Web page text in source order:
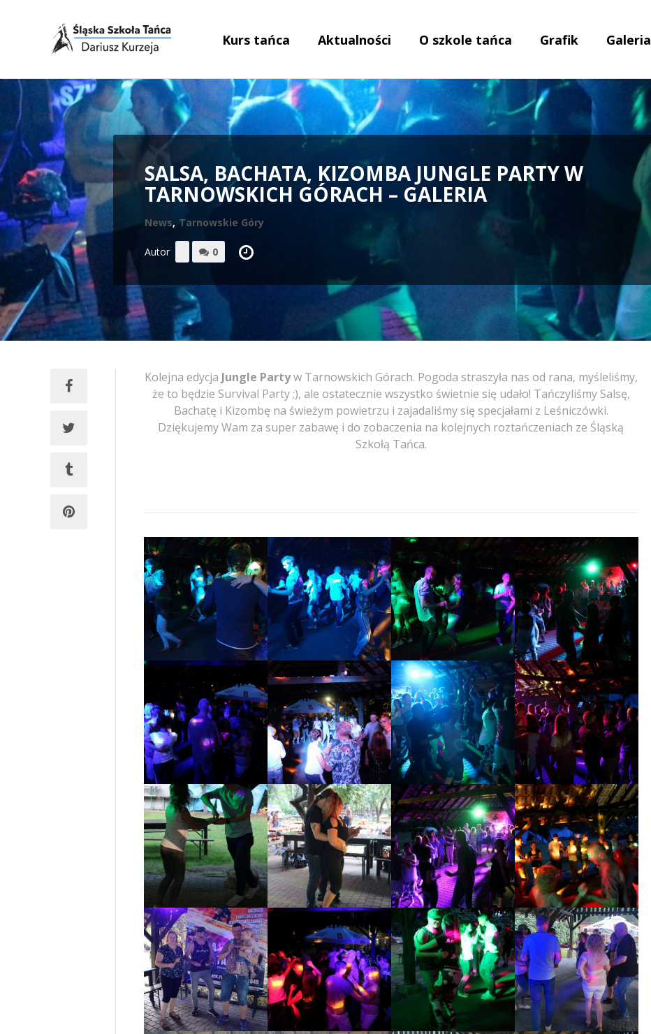
Kurs tańca Aktualności O szkole tańca Grafik Galeria
SALSA, BACHATA, KIZOMBA JUNGLE PARTY W
TARNOWSKICH GÓRACH – GALERIA
News, Tarnowskie Góry
Autor 0
Kolejna edycja Jungle Partyw Tarnowskich Górach. Pogoda straszyła nas od rana, myśleliśmy,
że to będzie Survival Party ;), ale ostatecznie wszystko świetnie się udało! Tańczyliśmy Salsę,
Bachatę i Kizombę na świeżym powietrzu i zajadaliśmy się specjałami z Leśniczówki.
Dziękujemy Wam za super zabawę i do zobaczenia na kolejnych roztańczeniach ze Śląską
Szkołą Tańca.